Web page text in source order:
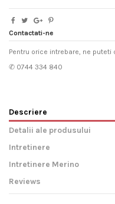
Contactati-ne
Pentru orice intrebare, ne
✆ 0744 334 840
Descriere
Detalii ale produsului
Intretinere
Intretinere Merino
Reviews